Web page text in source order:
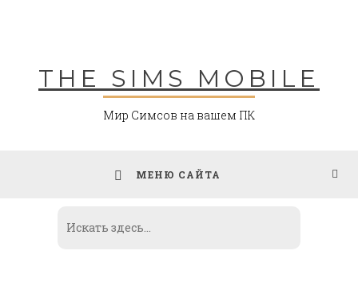
THE SIMS MOBILE
Мир Симсов на вашем ПК
МЕНЮ САЙТА